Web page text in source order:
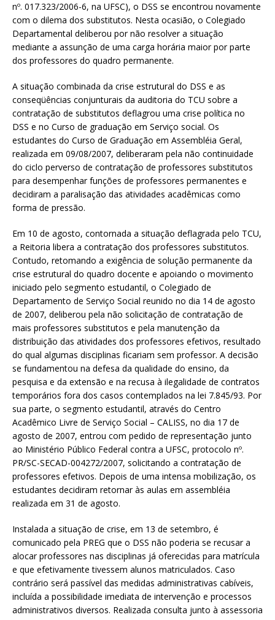
nº. 017.323/2006-6, na UFSC), o DSS se encontrou novamente
com o dilema dos substitutos. Nesta ocasião, o Colegiado
Departamental deliberou por não resolver a situação
mediante a assunção de uma carga horária maior por parte
dos professores do quadro permanente.
A situação combinada da crise estrutural do DSS e as
conseqüências conjunturais da auditoria do TCU sobre a
contratação de substitutos deflagrou uma crise política no
DSS e no Curso de graduação em Serviço social. Os
estudantes do Curso de Graduação em Assembléia Geral,
realizada em 09/08/2007, deliberaram pela não continuidade
do ciclo perverso de contratação de professores substitutos
para desempenhar funções de professores permanentes e
decidiram a paralisação das atividades acadêmicas como
forma de pressão.
Em 10 de agosto, contornada a situação deflagrada pelo TCU,
a Reitoria libera a contratação dos professores substitutos.
Contudo, retomando a exigência de solução permanente da
crise estrutural do quadro docente e apoiando o movimento
iniciado pelo segmento estudantil, o Colegiado de
Departamento de Serviço Social reunido no dia 14 de agosto
de 2007, deliberou pela não solicitação de contratação de
mais professores substitutos e pela manutenção da
distribuição das atividades dos professores efetivos, resultado
do qual algumas disciplinas ficariam sem professor. A decisão
se fundamentou na defesa da qualidade do ensino, da
pesquisa e da extensão e na recusa à ilegalidade de contratos
temporários fora dos casos contemplados na lei 7.845/93. Por
sua parte, o segmento estudantil, através do Centro
Acadêmico Livre de Serviço Social – CALISS, no dia 17 de
agosto de 2007, entrou com pedido de representação junto
ao Ministério Público Federal contra a UFSC, protocolo nº.
PR/SC-SECAD-004272/2007, solicitando a contratação de
professores efetivos. Depois de uma intensa mobilização, os
estudantes decidiram retornar às aulas em assembléia
realizada em 31 de agosto.
Instalada a situação de crise, em 13 de setembro, é
comunicado pela PREG que o DSS não poderia se recusar a
alocar professores nas disciplinas já oferecidas para matrícula
e que efetivamente tivessem alunos matriculados. Caso
contrário será passível das medidas administrativas cabíveis,
incluída a possibilidade imediata de intervenção e processos
administrativos diversos. Realizada consulta junto à assessoria